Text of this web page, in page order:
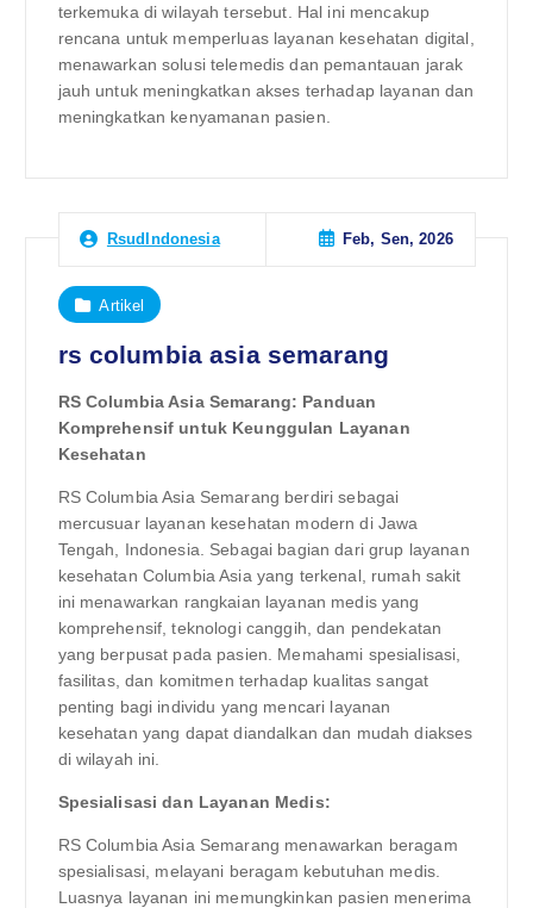
terkemuka di wilayah tersebut. Hal ini mencakup
rencana untuk memperluas layanan kesehatan digital,
menawarkan solusi telemedis dan pemantauan jarak
jauh untuk meningkatkan akses terhadap layanan dan
meningkatkan kenyamanan pasien.
RsudIndonesia Feb, Sen, 2026
Artikel
rs columbia asia semarang
RS Columbia Asia Semarang: Panduan
Komprehensif untuk Keunggulan Layanan
Kesehatan
RS Columbia Asia Semarang berdiri sebagai
mercusuar layanan kesehatan modern di Jawa
Tengah, Indonesia. Sebagai bagian dari grup layanan
kesehatan Columbia Asia yang terkenal, rumah sakit
ini menawarkan rangkaian layanan medis yang
komprehensif, teknologi canggih, dan pendekatan
yang berpusat pada pasien. Memahami spesialisasi,
fasilitas, dan komitmen terhadap kualitas sangat
penting bagi individu yang mencari layanan
kesehatan yang dapat diandalkan dan mudah diakses
di wilayah ini.
Spesialisasi dan Layanan Medis:
RS Columbia Asia Semarang menawarkan beragam
spesialisasi, melayani beragam kebutuhan medis.
Luasnya layanan ini memungkinkan pasien menerima